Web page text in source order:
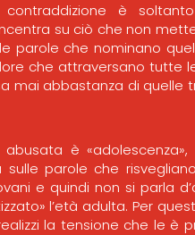
contraddizione è
su ciò che non
parole che nominano
che attraversano tutte
mai abbastanza di quelle
è
sulle parole che
e quindi non si parla
l’età adulta. Per
la tensione che le è